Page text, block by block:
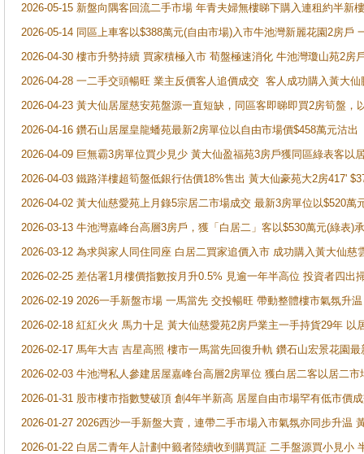
2026-05-15 新盤向隅客回流二手市場 年青夫婦無樓睇下購入連租約半新
2026-05-14 同區上車客以$388萬元(自由市場)入市牛池灣新麗花園2房戶
2026-04-30 樓市升勢持續 買家積極入市 荀盤極速消化 牛池灣瓊山苑2房
2026-04-28 一二手交頭暢旺 業主反價客人追價成交 客人成功購入黃大
2026-04-23 黃大仙居屋慈安苑盤源一直短缺，同區客即睇即買2房筍盤，
2026-04-16 鑽石山居屋皇龍蟠苑最新2房單位以自由市場價$458萬元沽出
2026-04-09 巨無霸3房單位買少見少 黃大仙盈福苑3房戶獲同區綠表客以
2026-04-03 鐵路洋樓超筍盤低銀行估價18%售出 黃大仙豪苑大2房417'
2026-04-02 黃大仙慈愛苑上月錄5宗居二市場成交 最新3房單位以$520萬
2026-03-13 牛池灣嘉峰台高層3房戶，獲「白居二」客以$530萬元(綠表)
2026-03-12 為求與家人同住同座 白居二買家追價入市 成功購入黃大仙
2026-02-25 差估署1月樓價指數按月升0.5% 見逾一年半高位 投資者四
2026-02-19 2026一手新盤市場 一馬當先 交投暢旺 帶動整體樓市氣氛升
2026-02-18 紅紅火火 馬力十足 黃大仙慈愛苑2房戶業主一手持貨29年 以
2026-02-17 馬年大吉 吉星高照 樓市一馬當先回復升軌 鑽石山宏景花園
2026-02-03 牛池灣私人參建居屋嘉峰台高層2房單位 獲白居二客以居二市
2026-01-31 股市樓市指數雙破頂 創4年半新高 居屋自由市場罕有低市價
2026-01-27 2026西沙一手新盤大賣，連帶二手市場入市氣氛亦同步升温
2026-01-22 白居二青年人計劃中籤者陸續收到購買証 二手盤源買小見小